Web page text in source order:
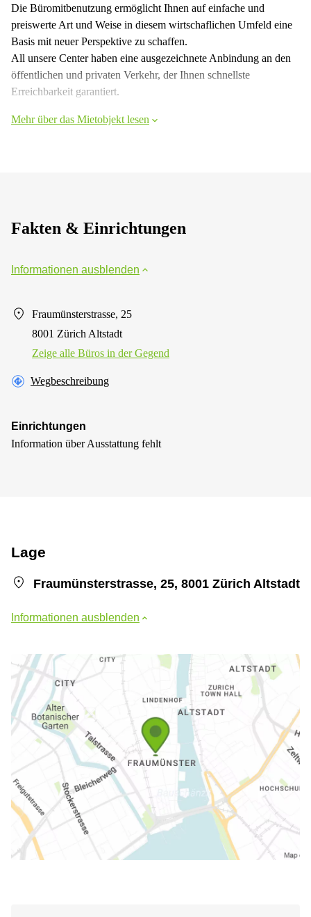
Die Büromitbenutzung ermöglicht Ihnen auf einfache und
preiswerte Art und Weise in diesem wirtschaflichen Umfeld eine
Basis mit neuer Perspektive zu schaffen.
All unsere Center haben eine ausgezeichnete Anbindung an den
öffentlichen und privaten Verkehr, der Ihnen schnellste
Erreichbarkeit garantiert.
Mehr über das Mietobjekt lesen
Fakten & Einrichtungen
Informationen ausblenden
Fraumünsterstrasse, 25
8001 Zürich Altstadt
Zeige alle Büros in der Gegend
Wegbeschreibung
Einrichtungen
Information über Ausstattung fehlt
Lage
Fraumünsterstrasse, 25, 8001 Zürich Altstadt
Informationen ausblenden